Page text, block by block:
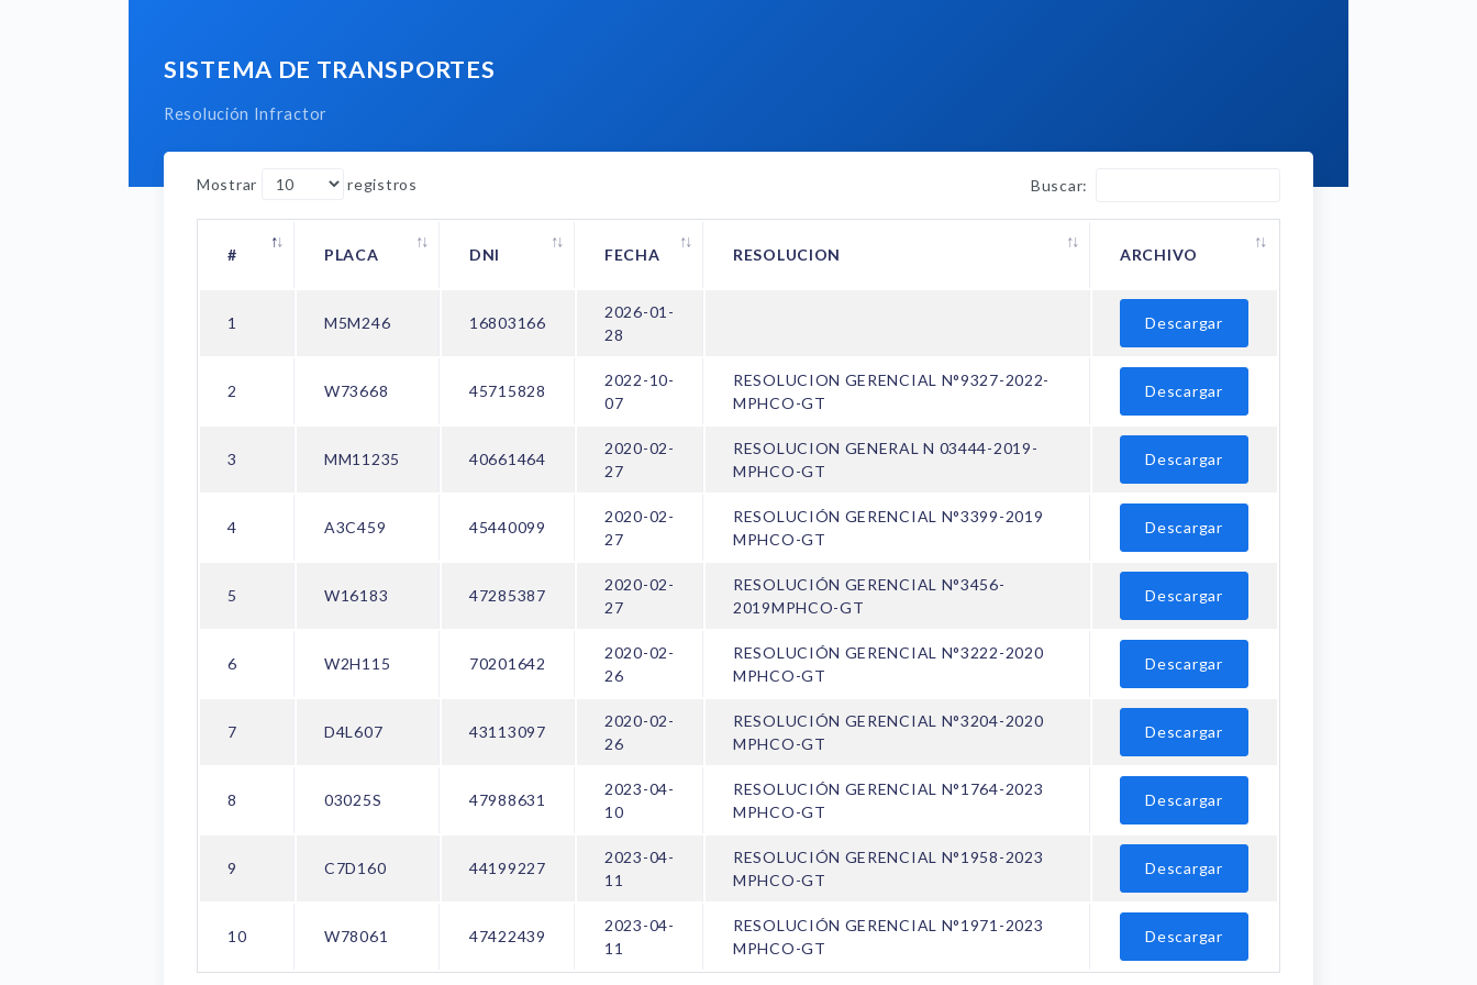
SISTEMA DE TRANSPORTES
Resolución Infractor
Mostrar registros Buscar:
# PLACA DNI FECHA RESOLUCION ARCHIVO
1 M5M246 16803166
2026-01-
28
Descargar
2 W73668 45715828
2022-10-
07
RESOLUCION GERENCIAL N°9327-2022-
MPHCO-GT
Descargar
3 MM11235 40661464
2020-02-
27
RESOLUCION GENERAL N 03444-2019-
MPHCO-GT
Descargar
4 A3C459 45440099
2020-02-
27
RESOLUCIÓN GERENCIAL N°3399-2019
MPHCO-GT
Descargar
5 W16183 47285387
2020-02-
27
RESOLUCIÓN GERENCIAL N°3456-
2019MPHCO-GT
Descargar
6 W2H115 70201642
2020-02-
26
RESOLUCIÓN GERENCIAL N°3222-2020
MPHCO-GT
Descargar
7 D4L607 43113097
2020-02-
26
RESOLUCIÓN GERENCIAL N°3204-2020
MPHCO-GT
Descargar
8 03025S 47988631
2023-04-
10
RESOLUCIÓN GERENCIAL N°1764-2023
MPHCO-GT
Descargar
9 C7D160 44199227
2023-04-
11
RESOLUCIÓN GERENCIAL N°1958-2023
MPHCO-GT
Descargar
10 W78061 47422439
2023-04-
11
RESOLUCIÓN GERENCIAL N°1971-2023
MPHCO-GT
Descargar